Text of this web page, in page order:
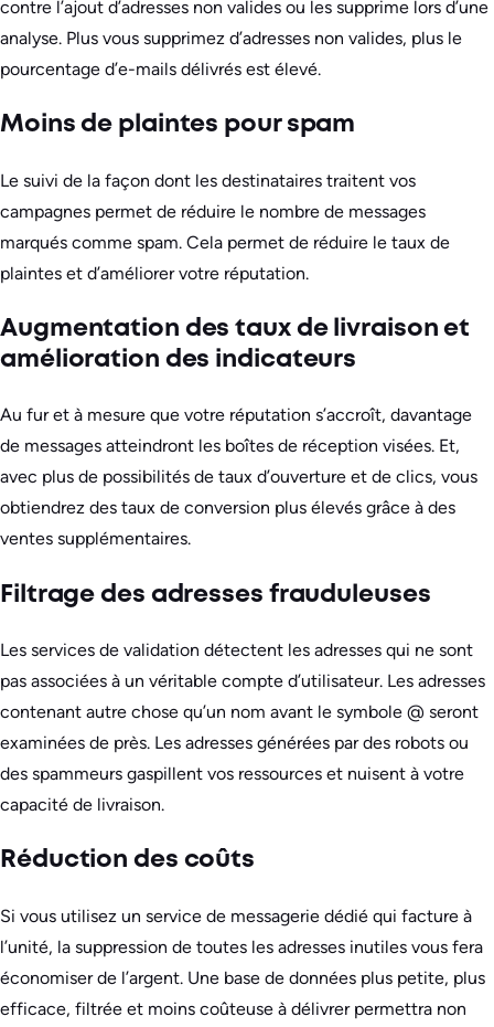
contre l’ajout d’adresses non valides ou les supprime lors d’une
analyse. Plus vous supprimez d’adresses non valides, plus le
pourcentage d’e-mails délivrés est élevé.
Moins de plaintes pour spam
Le suivi de la façon dont les destinataires traitent vos
campagnes permet de réduire le nombre de messages
marqués comme spam. Cela permet de réduire le taux de
plaintes et d’améliorer votre réputation.
Augmentation des taux de livraison et
amélioration des indicateurs
Au fur et à mesure que votre réputation s’accroît, davantage
de messages atteindront les boîtes de réception visées. Et,
avec plus de possibilités de taux d’ouverture et de clics, vous
obtiendrez des taux de conversion plus élevés grâce à des
ventes supplémentaires.
Filtrage des adresses frauduleuses
Les services de validation détectent les adresses qui ne sont
pas associées à un véritable compte d’utilisateur. Les adresses
contenant autre chose qu’un nom avant le symbole @ seront
examinées de près. Les adresses générées par des robots ou
des spammeurs gaspillent vos ressources et nuisent à votre
capacité de livraison.
Réduction des coûts
Si vous utilisez un service de messagerie dédié qui facture à
l’unité, la suppression de toutes les adresses inutiles vous fera
économiser de l’argent. Une base de données plus petite, plus
efficace, filtrée et moins coûteuse à délivrer permettra non